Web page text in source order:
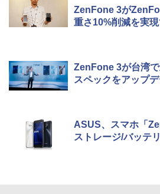
ZenFone 3が
重さ10%削減を実
ZenFone 3が台湾
スペックをアップデ
ASUS、スマホ「
ストレージ/バッテ